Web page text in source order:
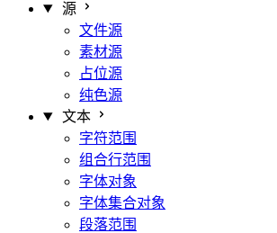
源
文件源
素材源
占位源
纯色源
文本
字符范围
组合行范围
字体对象
字体集合对象
段落范围